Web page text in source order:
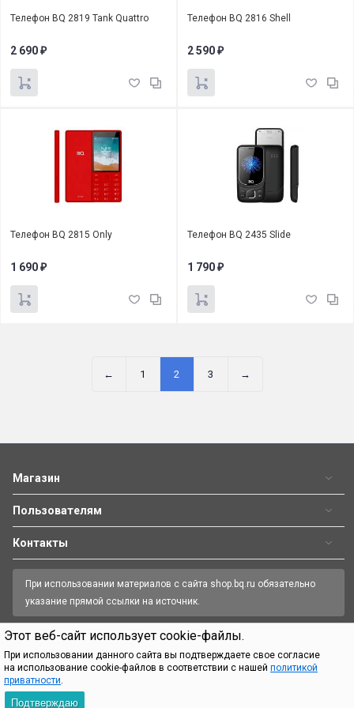
Этот веб-сайт использует cookie-файлы.
При использовании данного сайта вы подтверждаете свое согласие
на использование cookie-файлов в соответствии с нашей политикой
приватности.
Подтверждаю
Телефон BQ 2819 Tank Quattro
2 690 ₽
Телефон BQ 2816 Shell
2 590 ₽
Телефон BQ 2815 Only
1 690 ₽
Телефон BQ 2435 Slide
1 790 ₽
← 1 2 3 →
Магазин
Пользователям
Контакты
При использовании материалов с сайта shop.bq.ru обязательно
указание прямой ссылки на источник.
8 (800) 500 32 90 Пн—Пт 09:00-18:00
© 2026Официальный интернет-магазин BQ.